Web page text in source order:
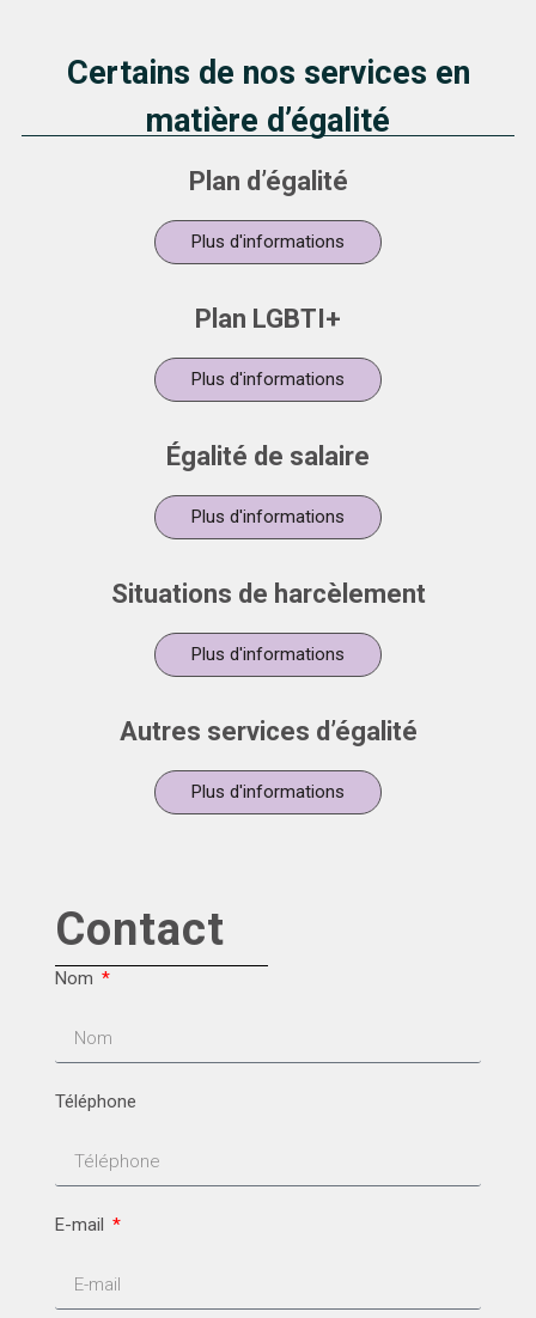
Certains de nos services en
matière d’égalité
Plan d’égalité
Plus d'informations
Plan LGBTI+
Plus d'informations
Égalité de salaire
Plus d'informations
Situations de harcèlement
Plus d'informations
Autres services d’égalité
Plus d'informations
Contact
Nom
Téléphone
E-mail